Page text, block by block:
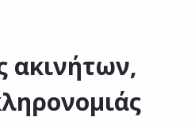
ακινήτων,